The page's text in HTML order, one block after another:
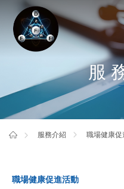
服
服務介紹 職場健康
職場健康促進活動